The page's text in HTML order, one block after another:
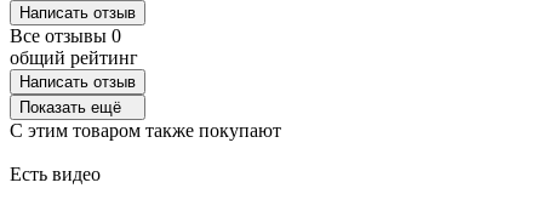
Написать отзыв
Все отзывы 0
общий рейтинг
Написать отзыв
Показать ещё
C этим товаром также покупают
Есть видео